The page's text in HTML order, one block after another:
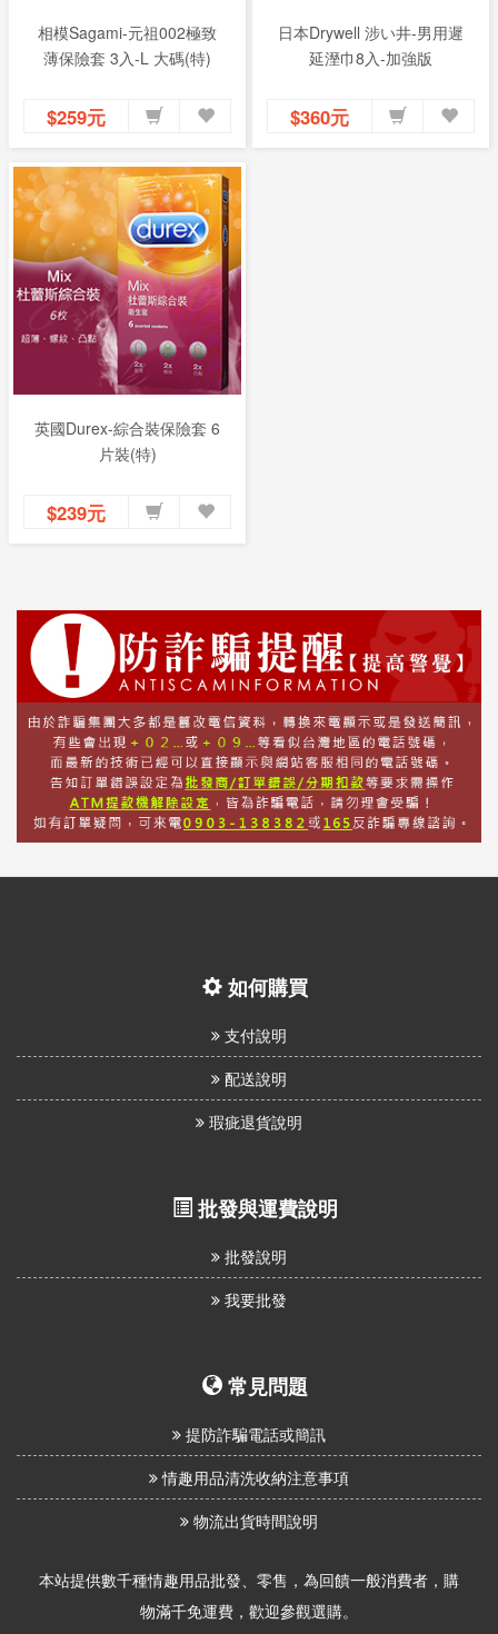
相模Sagami-元祖002極致
薄保險套 3入-L 大碼(特)
$259元
日本Drywell 涉い井-男用遲
延溼巾8入-加強版
$360元
英國Durex-綜合裝保險套 6
片裝(特)
$239元
如何購買
支付說明
配送說明
瑕疵退貨說明
批發與運費說明
批發說明
我要批發
常見問題
提防詐騙電話或簡訊
情趣用品清洗收納注意事項
物流出貨時間說明
本站提供數千種情趣用品批發、零售，為回饋一般消費者，購
物滿千免運費，歡迎參觀選購。